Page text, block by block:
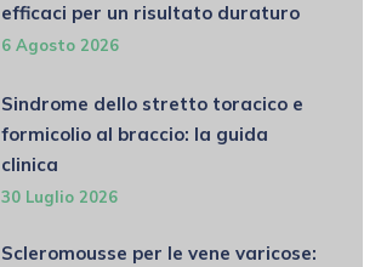
efficaci per un risultato duraturo
6 Agosto 2026
Sindrome dello stretto toracico e
formicolio al braccio: la guida
clinica
30 Luglio 2026
Scleromousse per le vene varicose: